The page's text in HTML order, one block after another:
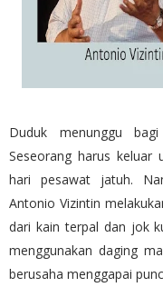
Duduk menunggu
Seseorang harus keluar
hari pesawat jatuh.
Antonio Vizintin
dari kain terpal dan jok
menggunakan daging
berusaha menggapai